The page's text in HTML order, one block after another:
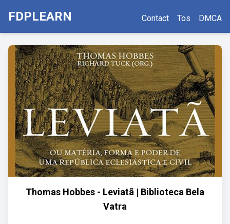
FDPLEARN Contact Tos DMCA
Thomas Hobbes - Leviatã | Biblioteca Bela
Vatra